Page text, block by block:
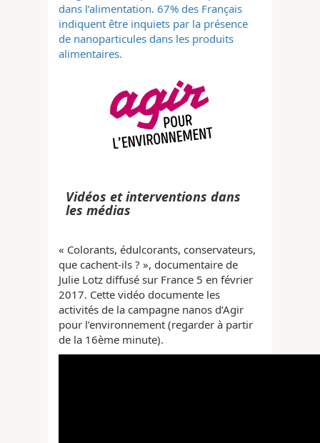
dans l’alimentation. 67% des Français
indiquent être inquiets par la présence
de nanoparticules dans les produits
alimentaires.
Vidéos et interventions dans
les médias
« Colorants, édulcorants, conservateurs,
que cachent-ils ? », documentaire de
Julie Lotz diffusé sur France 5 en février
2017. Cette vidéo documente les
activités de la campagne nanos d’Agir
pour l’environnement (regarder à partir
de la 16ème minute).